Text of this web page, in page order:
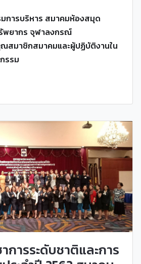
การบริหาร สมาคมห้องสมุด
พยากร จุฬาลงกรณ์
สมาชิกสมาคมและผู้ปฏิบัติงานใน
รรม
การระดับชาติและการ